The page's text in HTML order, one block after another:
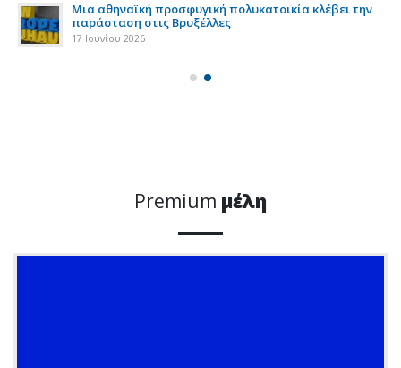
Μια αθηναϊκή προσφυγική πολυκατοικία κλέβει την
παράσταση στις Βρυξέλλες
17 Ιουνίου 2026
Premium μέλη